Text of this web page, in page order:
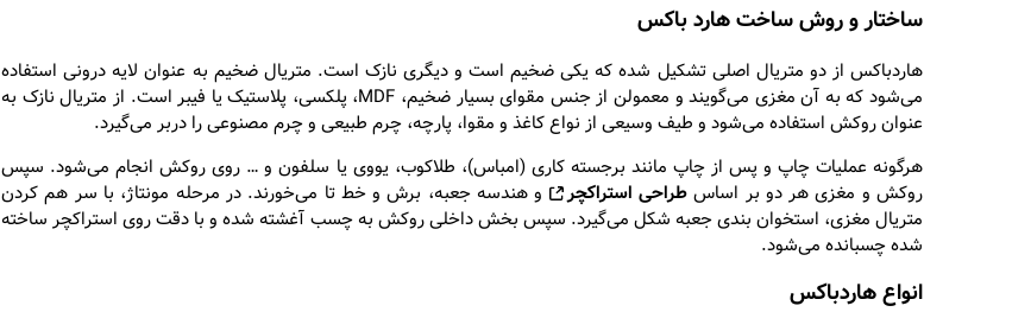
ساختار و روش ساخت هارد باکس
هاردباکس از دو متریال اصلی تشکیل شده که یکی ضخیم است و دیگری نازک است. متریال ضخیم به عنوان لایه درونی استفاده
می‌شود که به آن مغزی می‌گویند و معمولن از جنس مقوای بسیار ضخیم، MDF، پلکسی، پلاستیک یا فیبر است. از متریال نازک به
عنوان روکش استفاده می‌شود و طیف وسیعی از نواع کاغذ و مقوا، پارچه، چرم طبیعی و چرم مصنوعی را دربر می‌گیرد.
هرگونه عملیات چاپ و پس از چاپ مانند برجسته کاری (امباس)، طلاکوب، یووی یا سلفون و … روی روکش انجام می‌شود. سپس
روکش و مغزی هر دو بر اساسطراحی استراکچر
و هندسه جعبه، برش و خط تا می‌خورند. در مرحله مونتاژ، با سر هم کردن
متریال مغزی، استخوان بندی جعبه شکل می‌گیرد. سپس بخش داخلی روکش به چسب آغشته شده و با دقت روی استراکچر ساخته
شده چسبانده می‌شود.
انواع هاردباکس